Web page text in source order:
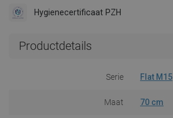
Hygienecertificaat PZH
Productdetails
Serie Flat M15
Maat 70 cm